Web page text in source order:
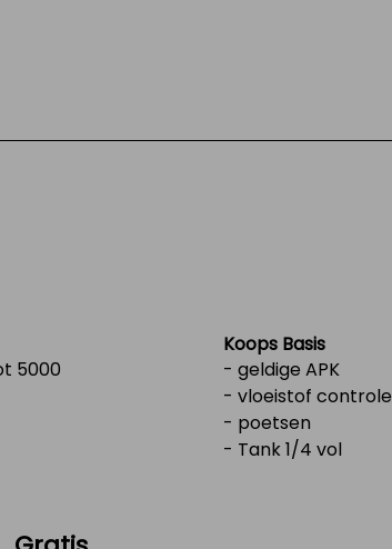
5000
Koops Basis
- geldige APK
- vloeistof controle
- poetsen
- Tank 1/4 vol